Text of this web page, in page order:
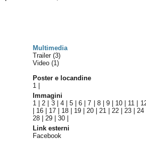
Multimedia
Trailer (3)
Video (1)
Poster e locandine
1
Immagini
1 |2 3| 4|5 |6 |7 8| 9| 10 11
16 17 18 19 |20 |21 |22 |23 |24
28 |29 |30
Link esterni
Facebook